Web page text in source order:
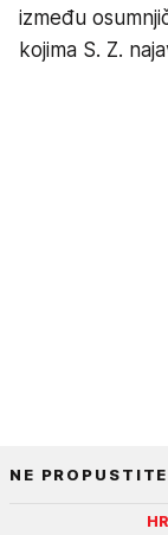
između
kojima S. Z.
NE PROPUSTITE